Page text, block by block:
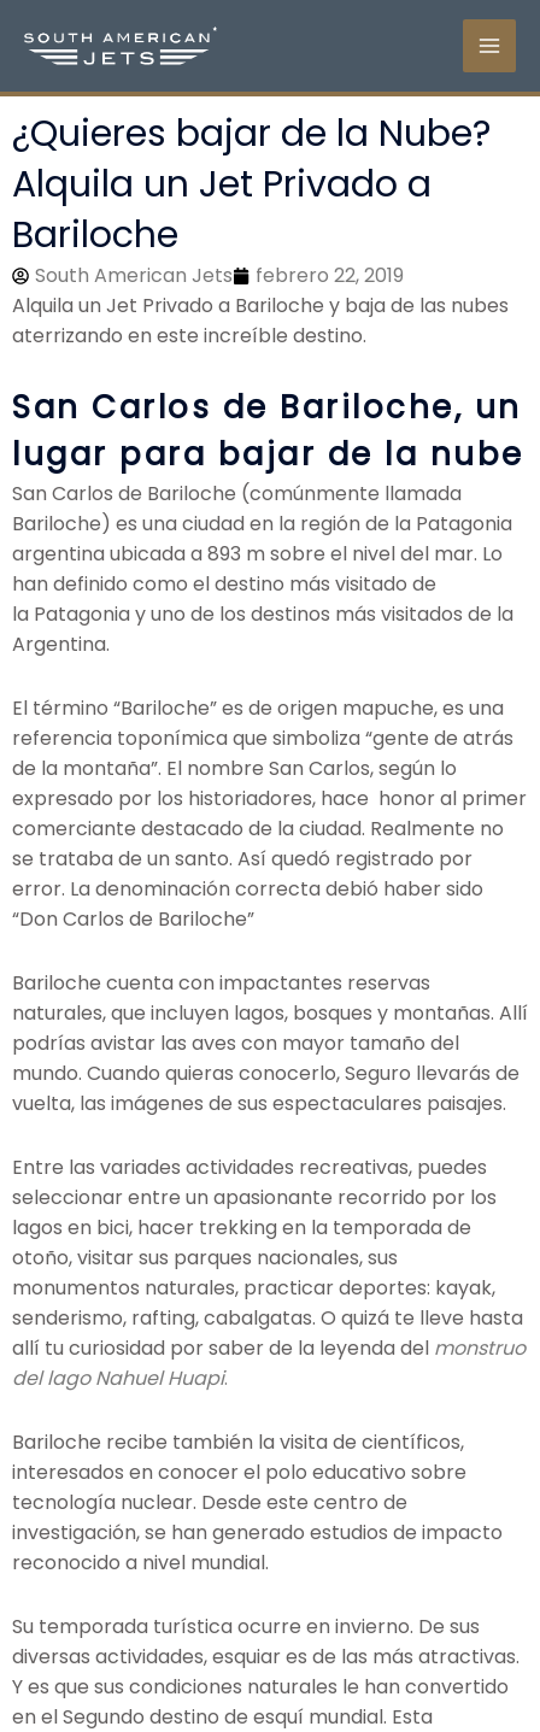
contenido
¿Quieres bajar de la Nube?
Alquila un Jet Privado a
Bariloche
South American Jets
febrero 22, 2019
Alquila un Jet Privado a Bariloche y baja de las nubes
aterrizando en este increíble destino.
San Carlos de Bariloche, un
lugar para bajar de la nube
San Carlos de Bariloche (comúnmente llamada
Bariloche) es una ciudad en la región de la Patagonia
argentina ubicada a 893 m sobre el nivel del mar. Lo
han definido como eldestino más visitado de
la Patagonia y uno de los destinos más visitados de la
Argentina.
El término “Bariloche” es de origen mapuche, es una
referencia toponímica que simboliza “gente de atrás
de la montaña”. El nombre San Carlos, según lo
expresado por los historiadores, hace honor al primer
comerciante destacado de la ciudad. Realmente no
se trataba de un santo. Así quedó registrado por
error. La denominación correcta debió haber sido
“Don Carlos de Bariloche”
Bariloche cuenta con impactantes reservas
naturales, que incluyen lagos, bosques y montañas. Allí
podrías avistar las aves con mayor tamaño del
mundo. Cuando quieras conocerlo, Seguro llevarás de
vuelta, las imágenes de sus espectaculares paisajes.
Entre las variades actividades recreativas, puedes
seleccionar entre un apasionante recorrido por los
lagos en bici, hacer trekking en la temporada de
otoño, visitar sus parques nacionales, sus
monumentos naturales, practicar deportes: kayak,
senderismo, rafting, cabalgatas. O quizá te lleve hasta
allí tu curiosidad por saber de la leyenda del monstruo
del lago Nahuel Huapi.
Bariloche recibe también la visita de científicos,
interesados en conocer el polo educativo sobre
tecnología nuclear. Desde este centro de
investigación, se han generado estudios de impacto
reconocido a nivel mundial.
Su temporada turística ocurre en invierno. De sus
diversas actividades, esquiar es de las más atractivas.
Y es que sus condiciones naturales le han convertido
en el Segundo destino de esquí mundial. Esta